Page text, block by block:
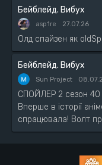
Бейблейд. Вибух
asp1re 27.07.26
Олд спайзен як
Бейблейд. Вибух
Sun Project
СПОЙЛЕР 2 сезон 40
Вперше в історії
спрацювала! Волт